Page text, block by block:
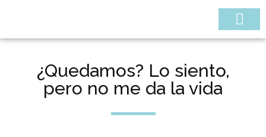
¿Quedamos? Lo siento,
pero no me da la vida